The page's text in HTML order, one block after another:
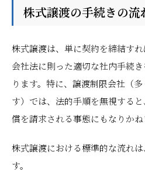
株式譲渡の手続きの流
株式譲渡は、単に契約を締結すれ
会社法に則った適切な社内手続
ります。特に、譲渡制限会社（
す）では、法的手順を無視する
償を請求される事態にもなりかね
株式譲渡における標準的な流れ
す。